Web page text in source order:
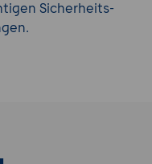
Sicherheits-